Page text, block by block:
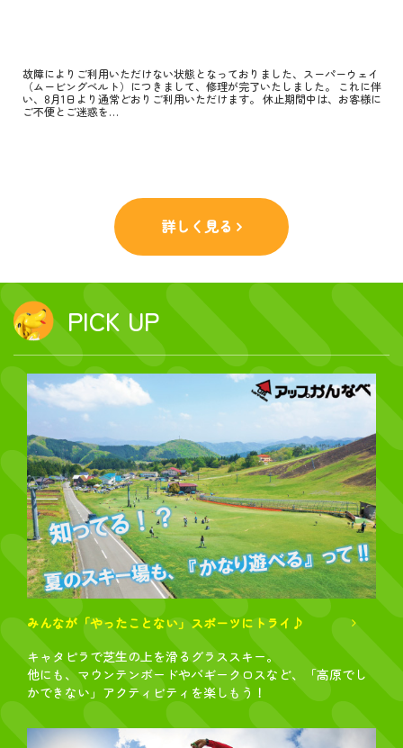
故障によりご利用いただけない状態となっておりました、スーパーウェイ
（ムービングベルト）につきまして、修理が完了いたしました。 これに伴
い、8月1日より通常どおりご利用いただけます。 休止期間中は、お客様に
ご不便とご迷惑を…
詳しく見る
PICK UP
みんなが「やったことない」スポーツにトライ♪
キャタピラで芝生の上を滑るグラススキー。
他にも、マウンテンボードやバギークロスなど、「高原でし
かできない」アクティビティを楽しもう！